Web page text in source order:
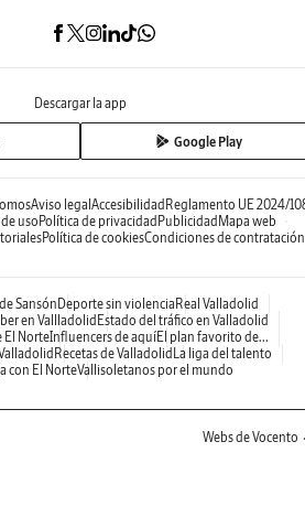
Descargar la app
Google Play
Aviso legal Accesibilidad Reglamento UE 2024/
usoPolítica de privacidad Publicidad Mapa web
Política de cookiesCondiciones de contratación
Sansón Deporte sin violencia Real Valladolid
en Vallladolid Estado del tráfico en Valladolid
El NorteInfluencers de aquíEl plan favorito de...
Recetas de Valladolid La liga del talento
con El NorteVallisoletanos por el mundo
Webs de Vocento